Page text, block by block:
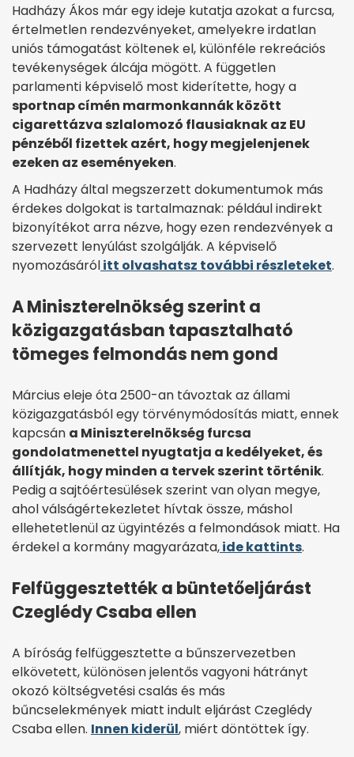
Hadházy Ákos már egy ideje kutatja azokat a furcsa,
értelmetlen rendezvényeket, amelyekre irdatlan
uniós támogatást költenek el, különféle rekreációs
tevékenységek álcája mögött. A független
parlamenti képviselő most kiderítette, hogy a
sportnap címén marmonkannák között
cigarettázva szlalomozó flausiaknak az EU
pénzéből fizettek azért, hogy megjelenjenek
ezeken az eseményeken.
A Hadházy által megszerzett dokumentumok más
érdekes dolgokat is tartalmaznak: például indirekt
bizonyítékot arra nézve, hogy ezen rendezvények a
szervezett lenyúlást szolgálják. A képviselő
nyomozásárólitt olvashatsz további részleteket.
A Miniszterelnökség szerint a
közigazgatásban tapasztalható
tömeges felmondás nem gond
Március eleje óta 2500-an távoztak az állami
közigazgatásból egy törvénymódosítás miatt, ennek
kapcsán a Miniszterelnökség furcsa
gondolatmenettel nyugtatja a kedélyeket, és
állítják, hogy minden a tervek szerint történik.
Pedig a sajtóértesülések szerint van olyan megye,
ahol válságértekezletet hívtak össze, máshol
ellehetetlenül az ügyintézés a felmondások miatt. Ha
érdekel a kormány magyarázata,ide kattints.
Felfüggesztették a büntetőeljárást
Czeglédy Csaba ellen
A bíróság felfüggesztette a bűnszervezetben
elkövetett, különösen jelentős vagyoni hátrányt
okozó költségvetési csalás és más
bűncselekmények miatt indult eljárást Czeglédy
Csaba ellen. Innen kiderül, miért döntöttek így.